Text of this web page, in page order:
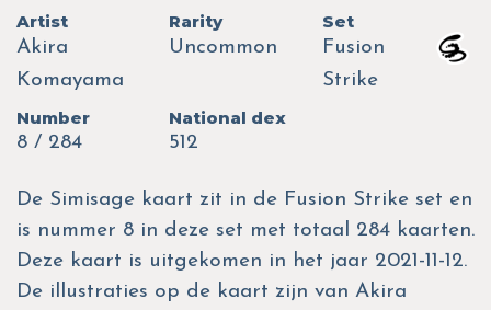
Artist
Akira
Komayama
Rarity
Uncommon
Set
Fusion
Strike
Number
8 / 284
National dex
512
De Simisage kaart zit in de Fusion Strike set en
is nummer 8 in deze set met totaal 284 kaarten.
Deze kaart is uitgekomen in het jaar 2021-11-12.
De illustraties op de kaart zijn van Akira